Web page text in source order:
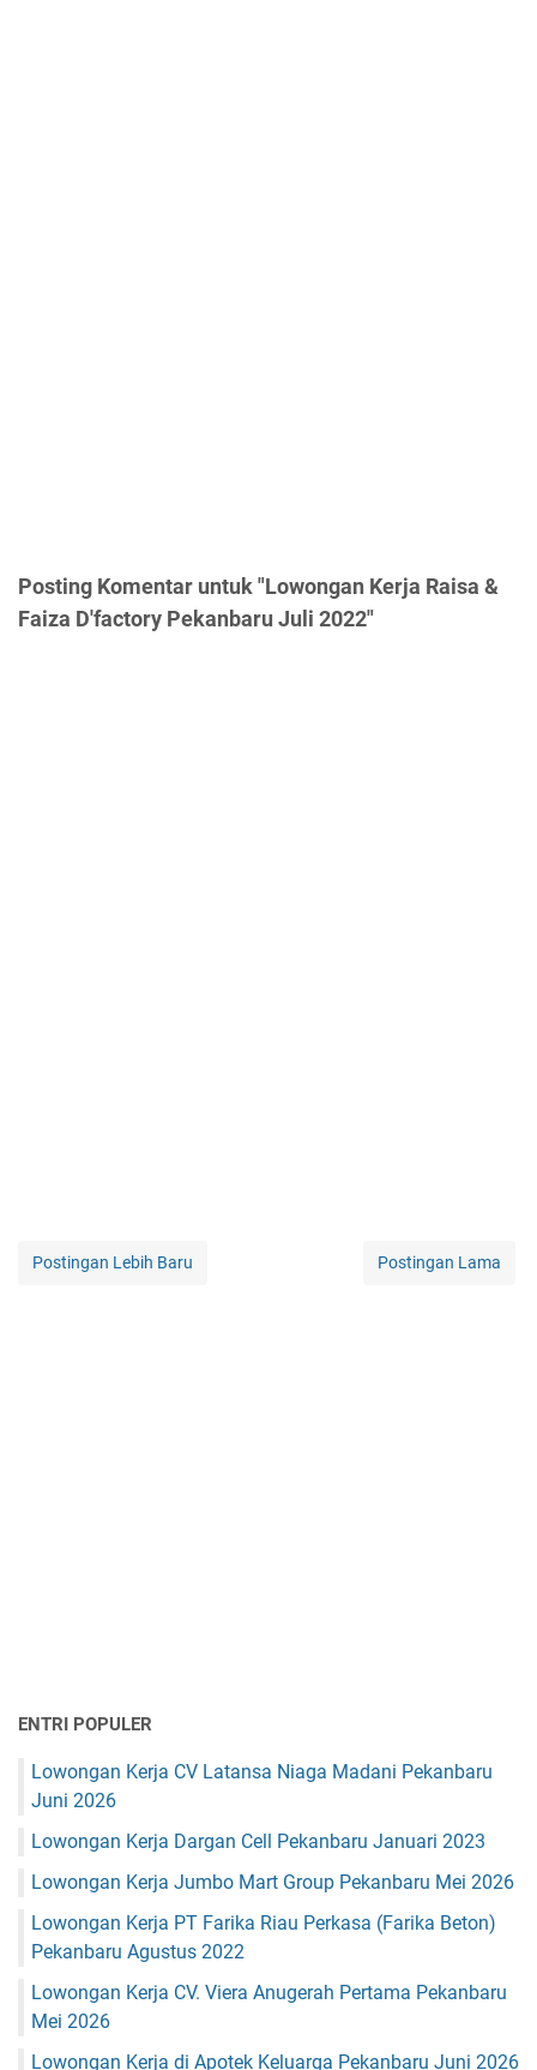
Posting Komentar untuk "Lowongan Kerja Raisa &
Faiza D'factory Pekanbaru Juli 2022"
Postingan Lebih Baru Postingan Lama
ENTRI POPULER
Lowongan Kerja CV Latansa Niaga Madani Pekanbaru
Juni 2026
Lowongan Kerja Dargan Cell Pekanbaru Januari 2023
Lowongan Kerja Jumbo Mart Group Pekanbaru Mei 2026
Lowongan Kerja PT Farika Riau Perkasa (Farika Beton)
Pekanbaru Agustus 2022
Lowongan Kerja CV. Viera Anugerah Pertama Pekanbaru
Mei 2026
Lowongan Kerja di Apotek Keluarga Pekanbaru Juni 2026